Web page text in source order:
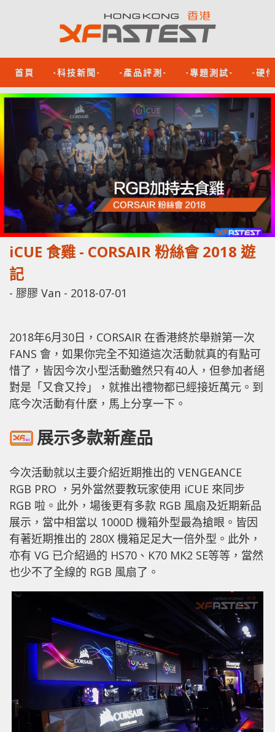
首頁 -科技新聞- -產品評測- -專題測試- -硬
iCUE 食雞 - CORSAIR 粉絲會 2018 遊
記
- 膠膠 Van - 2018-07-01
2018年6月30日，CORSAIR 在香港終於舉辦第一次
FANS 會，如果你完全不知道這次活動就真的有點可
惜了，皆因今次小型活動雖然只有40人，但參加者絕
對是「又食又拎」，就推出禮物都已經接近萬元。到
底今次活動有什麼，馬上分享一下。
展示多款新產品
今次活動就以主要介紹近期推出的 VENGEANCE
RGB PRO ，另外當然要教玩家使用 iCUE 來同步
RGB 啦。此外，場後更有多款 RGB 風扇及近期新品
展示，當中相當以 1000D 機箱外型最為搶眼。皆因
有著近期推出的 280X 機箱足足大一倍外型。此外，
亦有 VG 已介紹過的 HS70、K70 MK2 SE等等，當然
也少不了全線的 RGB 風扇了。